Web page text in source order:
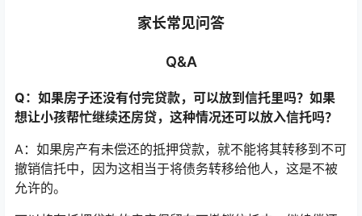
家长常见问答
Q&A
Q：如果房子还没有付完贷款，可以放到信托里吗？如果
想让小孩帮忙继续还房贷，这种情况还可以放入信托吗？
A：如果房产有未偿还的抵押贷款，就不能将其转移到不可
撤销信托中，因为这相当于将债务转移给他人，这是不被
允许的。